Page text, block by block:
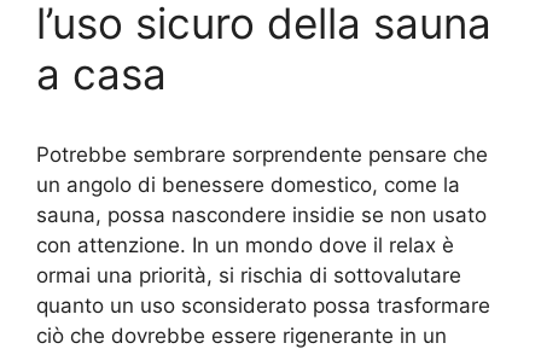
l’uso sicuro della sauna
a casa
Potrebbe sembrare sorprendente pensare che
un angolo di benessere domestico, come la
sauna, possa nascondere insidie se non usato
con attenzione. In un mondo dove il relax è
ormai una priorità, si rischia di sottovalutare
quanto un uso sconsiderato possa trasformare
ciò che dovrebbe essere rigenerante in un